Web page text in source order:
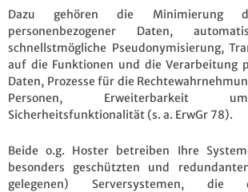
Dazu gehören die Minimierung
personenbezogener Daten,
schnellstmögliche Pseudonymisierung,
auf die Funktionen und die Verarbeitung
Daten, Prozesse für die
Personen, Erweiterbarkeit
Sicherheitsfunktionalität (s. a. ErwGr 78).
Beide o.g. Hoster betreiben Ihre
besonders geschützten und
gelegenen) Serversystemen, die